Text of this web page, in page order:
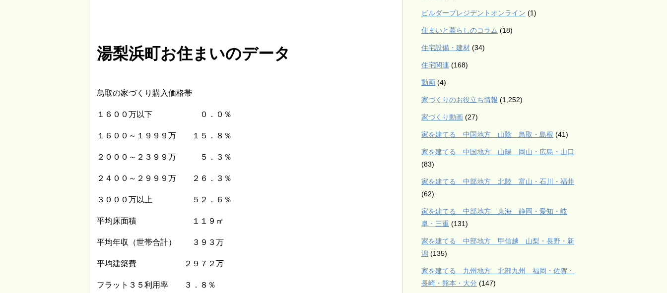
湯梨浜町お住まいのデータ
鳥取の家づくり購入価格帯
１６００万以下 ０．０％
１６００～１９９９万 １５．８％
２０００～２３９９万 ５．３％
２４００～２９９９万 ２６．３％
３０００万以上 ５２．６％
平均床面積 １１９㎡
平均年収（世帯合計） ３９３万
平均建築費 ２９７２万
フラット３５利用率 ３．８％
ビルダープレジデントオンライン (1)
住まいと暮らしのコラム (18)
住宅設備・建材 (34)
住宅関連 (168)
動画 (4)
家づくりのお役立ち情報 (1,252)
家づくり動画 (27)
家を建てる 中国地方 山陰 鳥取・島根 (41)
家を建てる 中国地方 山陽 岡山・広島・山口
(83)
家を建てる 中部地方 北陸 富山・石川・福井
(62)
家を建てる 中部地方 東海 静岡・愛知・岐
阜・三重 (131)
家を建てる 中部地方 甲信越 山梨・長野・新
潟 (135)
家を建てる 九州地方 北部九州 福岡・佐賀・
長崎・熊本・大分 (147)